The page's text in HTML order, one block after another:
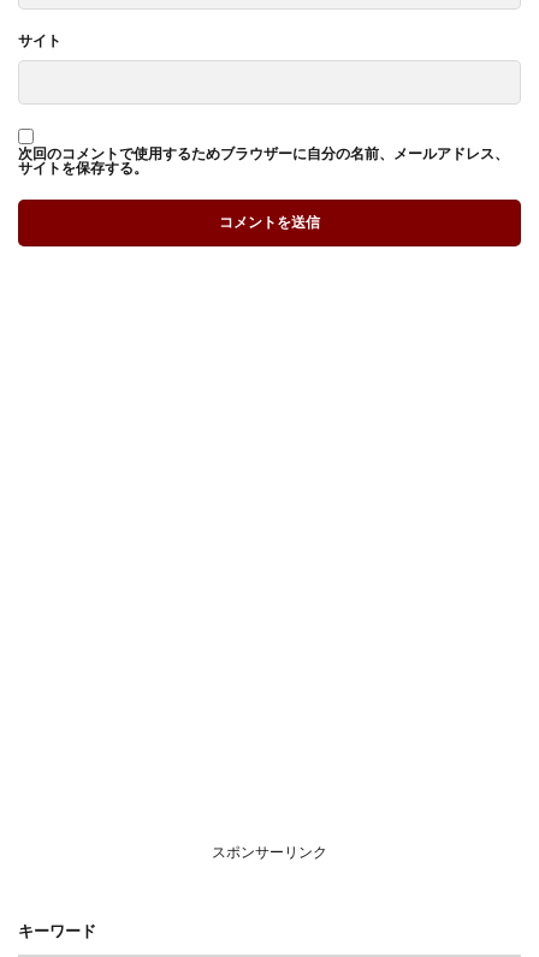
サイト
次回のコメントで使用するためブラウザーに自分の名前、メールアドレス、
サイトを保存する。
スポンサーリンク
キーワード